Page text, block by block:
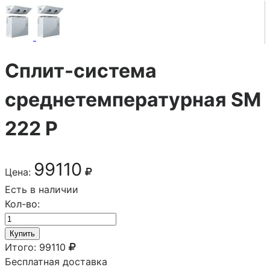
Сплит-система
среднетемпературная SM
222 P
Цена: 99110
Есть в наличии
Кол-во:
Купить
Итого: 99110
Бесплатная доставка